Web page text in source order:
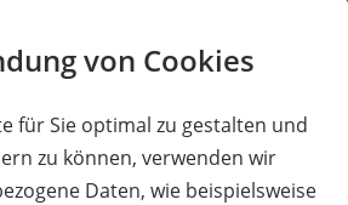
von Cookies
für Sie optimal zu gestalten und
zu können, verwenden wir
Daten, wie beispielsweise
haben, können Sie sich
Daten, die zur Bestellung nötig sind,